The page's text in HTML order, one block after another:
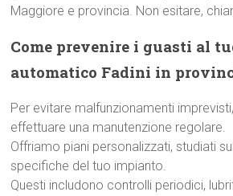
Maggiore e provincia. Non esitare,
Come prevenire i guasti al
automatico Fadini in
Per evitare malfunzionamenti
effettuare una manutenzione regolare.
Offriamo piani personalizzati, studiati
specifiche del tuo impianto.
Questi includono controlli periodici,